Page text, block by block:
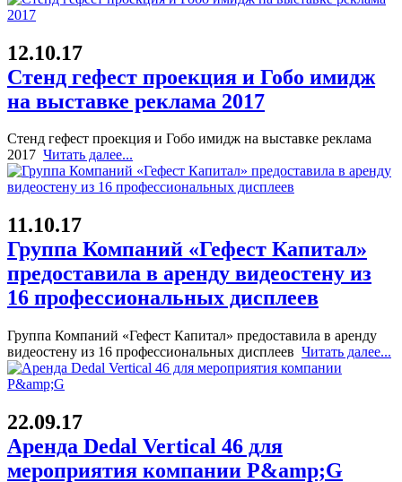
12.10.17
Стенд гефест проекция и Гобо имидж
на выставке реклама 2017
Стенд гефест проекция и Гобо имидж на выставке реклама
2017 Читать далее...
11.10.17
Группа Компаний «Гефест Капитал»
предоставила в аренду видеостену из
16 профессиональных дисплеев
Группа Компаний «Гефест Капитал» предоставила в аренду
видеостену из 16 профессиональных дисплеев Читать далее...
22.09.17
Аренда Dedal Vertical 46 для
мероприятия компании P&amp;G